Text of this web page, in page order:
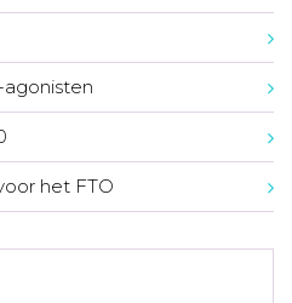
agonisten
het FTO